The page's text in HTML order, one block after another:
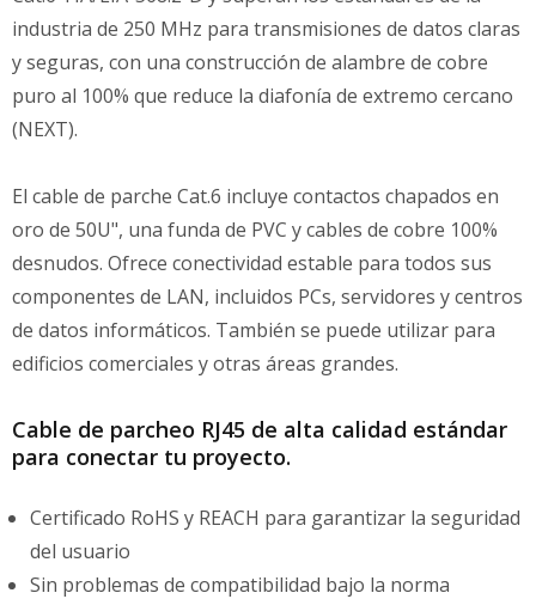
industria de 250 MHz para transmisiones de datos claras
y seguras, con una construcción de alambre de cobre
puro al 100% que reduce la diafonía de extremo cercano
(NEXT).
El cable de parche Cat.6 incluye contactos chapados en
oro de 50U", una funda de PVC y cables de cobre 100%
desnudos. Ofrece conectividad estable para todos sus
componentes de LAN, incluidos PCs, servidores y centros
de datos informáticos. También se puede utilizar para
edificios comerciales y otras áreas grandes.
Cable de parcheo RJ45 de alta calidad estándar
para conectar tu proyecto.
Certificado RoHS y REACH para garantizar la seguridad
del usuario
Sin problemas de compatibilidad bajo la norma